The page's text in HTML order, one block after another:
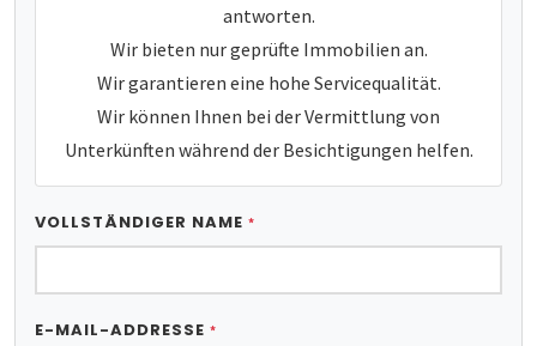
antworten.
Wir bieten nur geprüfte Immobilien an.
Wir garantieren eine hohe Servicequalität.
Wir können Ihnen bei der Vermittlung von
Unterkünften während der Besichtigungen helfen.
VOLLSTÄNDIGER NAME *
E-MAIL-ADDRESSE *